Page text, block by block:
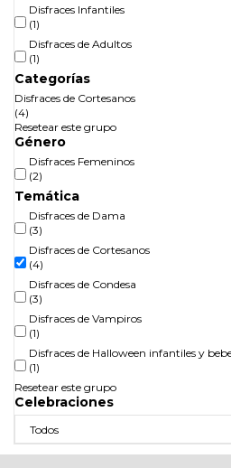
Disfraces Infantiles
(1)
Disfraces de Adultos
(1)
Categorías
Disfraces de Cortesanos
(4)
Resetear este grupo
Género
Disfraces Femeninos
(2)
Temática
Disfraces de Dama
(3)
Disfraces de Cortesanos
(4)
Disfraces de Condesa
(3)
Disfraces de Vampiros
(1)
Disfraces de Halloween infantiles y
(1)
Resetear este grupo
Celebraciones